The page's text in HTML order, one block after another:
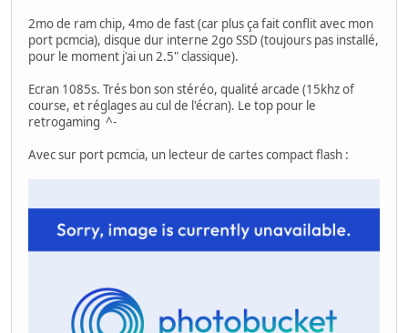
2mo de ram chip, 4mo de fast (car plus ça fait conflit avec mon
port pcmcia), disque dur interne 2go SSD (toujours pas installé,
pour le moment j'ai un 2.5" classique).
Ecran 1085s. Trés bon son stéréo, qualité arcade (15khz of
course, et réglages au cul de l'écran). Le top pour le
retrogaming ^-
Avec sur port pcmcia, un lecteur de cartes compact flash :